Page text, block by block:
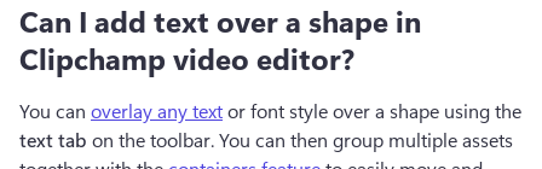
Can I add text over a shape in
Clipchamp video editor?
You can overlay any text
text tab on the toolbar. You can then group multiple assets